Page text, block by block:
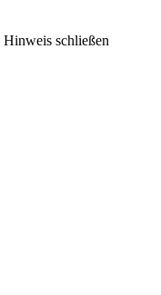
Hinweis schließen